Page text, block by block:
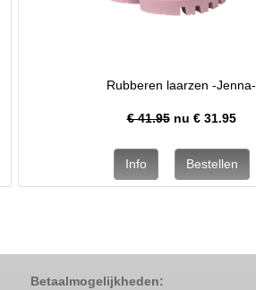
Rubberen laarzen -Jenna-
€ 41.95nu € 31.95
Betaalmogelijkheden: